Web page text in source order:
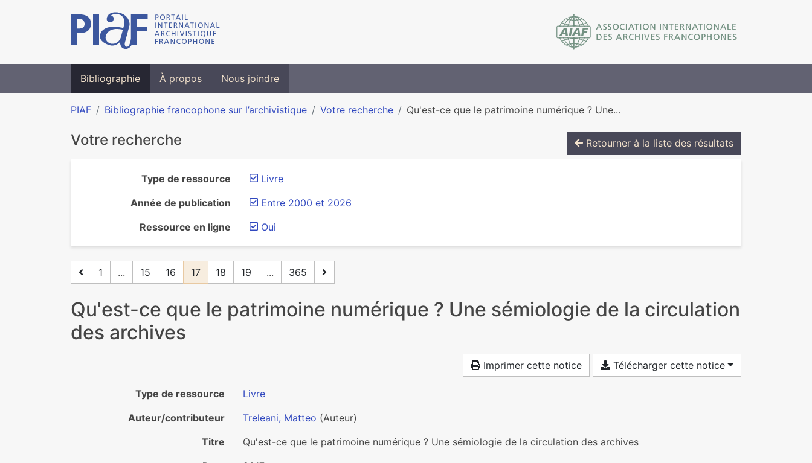
Bibliographie À propos Nous joindre
PIAF Bibliographie francophone sur l’archivistique Votre recherche Qu'est-ce que le patrimoine numérique ? Une...
Votre recherche Retourner à la liste des résultats
Type de ressource
Livre
Année de publication
Entre 2000 et 2026
Ressource en ligne
Oui
1 ... 15 16 17 18 19 ... 365
Qu'est-ce que le patrimoine numérique ? Une sémiologie de la circulation
des archives
Imprimer cette notice Télécharger cette notice
Type de ressource
Livre
Auteur/contributeur
Treleani, Matteo (Auteur)
Titre
Qu'est-ce que le patrimoine numérique ? Une sémiologie de la circulation des archives